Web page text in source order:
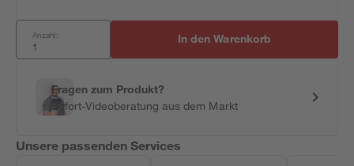
Anzahl: In den Warenkorb
Fragen zum Produkt?
Sofort-Videoberatung aus dem Markt
Unsere passenden Services